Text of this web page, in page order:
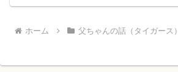
ホーム 父ちゃんの話（タイガース）